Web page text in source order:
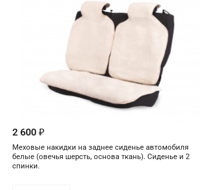
2 600 ₽
Меховые накидки на заднее сиденье автомобиля
белые (овечья шерсть, основа ткань). Сиденье и 2
спинки.